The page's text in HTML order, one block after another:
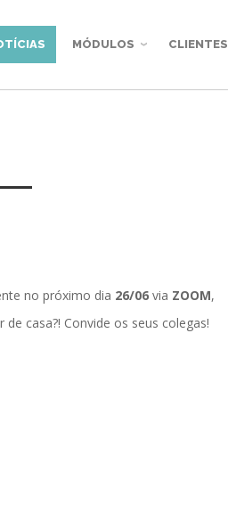
MÓDULOS CLIENTES
no próximo dia 26/06 via ZOOM,
casa?! Convide os seus colegas!